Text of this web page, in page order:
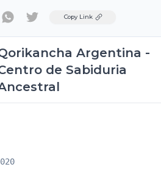
TwitterCopy Link
Argentina -
de Sabiduria